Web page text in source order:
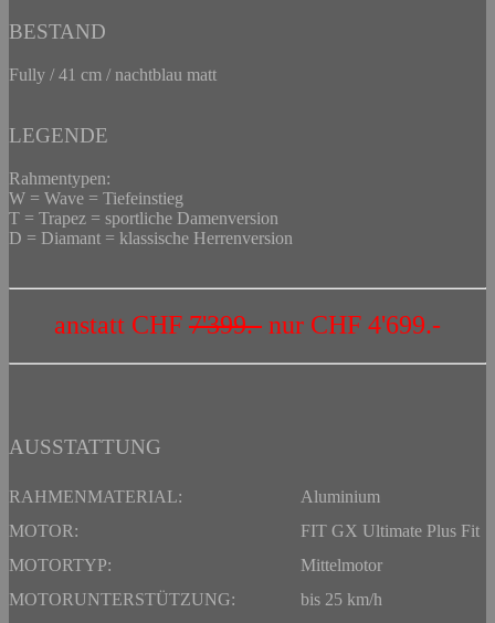
BESTAND
Fully / 41 cm / nachtblau matt
LEGENDE
Rahmentypen:
W = Wave = Tiefeinstieg
T = Trapez = sportliche Damenversion
D = Diamant = klassische Herrenversion
anstatt CHF 7'399.- nur CHF 4'699.-
AUSSTATTUNG
RAHMENMATERIAL:
Aluminium
MOTOR:
FIT GX Ultimate Plus Fit
MOTORTYP:
Mittelmotor
MOTORUNTERSTÜTZUNG:
bis 25 km/h